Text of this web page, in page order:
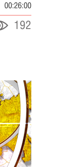
00:26:00
192